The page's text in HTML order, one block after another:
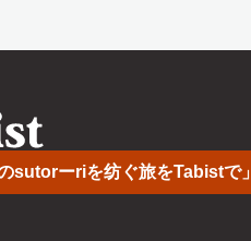
sutorーriを纺ぐ旅をTabistで」